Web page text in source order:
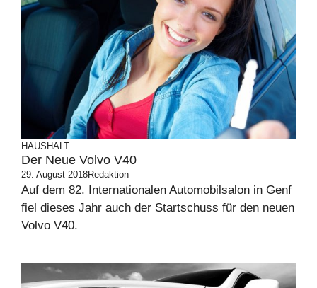
HAUSHALT
Der Neue Volvo V40
29. August 2018Redaktion
Auf dem 82. Internationalen Automobilsalon in Genf
fiel dieses Jahr auch der Startschuss für den neuen
Volvo V40.